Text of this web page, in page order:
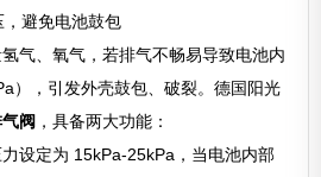
避免电池鼓包
气、氧气，若排气不畅易导致电池内
），引发外壳鼓包、破裂。德国阳光
阀 ，具备两大功能：
力设定为 15kPa-25kPa，当电池内部